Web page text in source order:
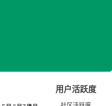
用户活跃度